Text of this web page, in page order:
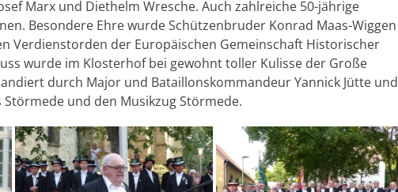
Marx und Diethelm Wresche. Auch zahlreiche 50-jährige
Besondere Ehre wurde Schützenbruder Konrad Maas-Wiggen
Verdienstorden der Europäischen Gemeinschaft Historischer
wurde im Klosterhof bei gewohnt toller Kulisse der Große
durch Major und Bataillonskommandeur Yannick Jütte und
und den Musikzug Störmede.